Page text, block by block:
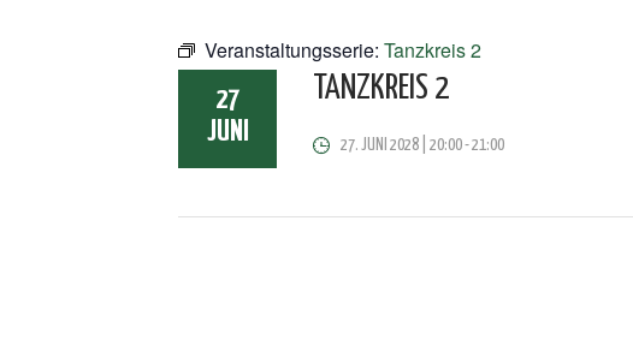
Veranstaltungsserie: Tanzkreis 2
27
JUNI
TANZKREIS 2
27. JUNI 2028 | 20:00-21:00